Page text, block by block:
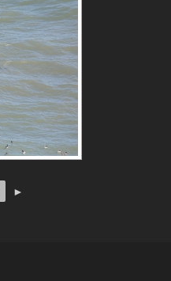
►